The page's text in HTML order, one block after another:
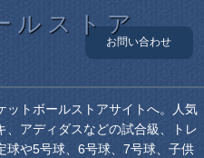
ルストア
お問い合わせ
ットボールストアサイトへ。人気
、アディダスなどの試合級、トレ
球や5号球、6号球、7号球、子供